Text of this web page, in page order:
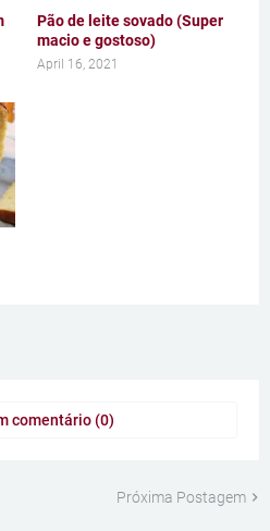
Pão de leite sovado (Super
macio e gostoso)
April 16, 2021
comentário (0)
Próxima Postagem